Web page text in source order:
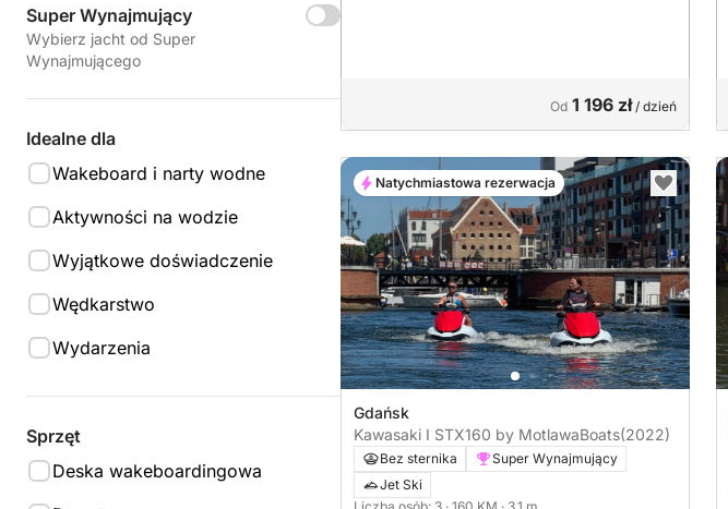
Super Wynajmujący
Wybierz jacht od Super
Wynajmującego
Idealne dla
Wakeboard i narty wodne
Aktywności na wodzie
Wyjątkowe doświadczenie
Wędkarstwo
Wydarzenia
Sprzęt
Deska wakeboardingowa
Od 1 196 zł/ dzień
Gdańsk
Kawasaki I STX160 by MotlawaBoats(2022)
Bez sternika
Super Wynajmujący
Jet Ski
Natychmiastowa rezerwacja